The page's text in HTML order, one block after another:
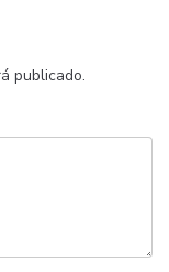
publicado.